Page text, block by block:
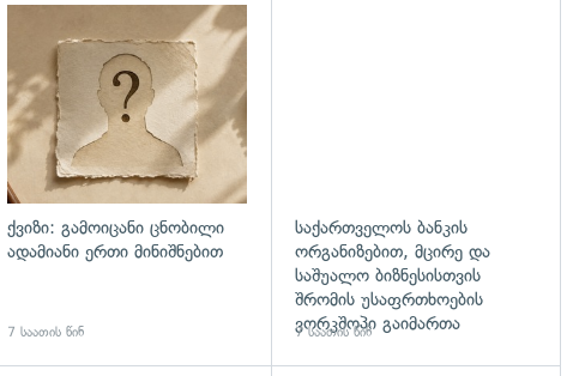
ქვიზი: გამოიცანი ცნობილი
ადამიანი ერთი მინიშნებით
7 საათის წინ
საქართველოს ბანკის
ორგანიზებით, მცირე და
საშუალო ბიზნესისთვის
შრომის უსაფრთხოების
ვორკშოპი გაიმართა
7 საათის წინ